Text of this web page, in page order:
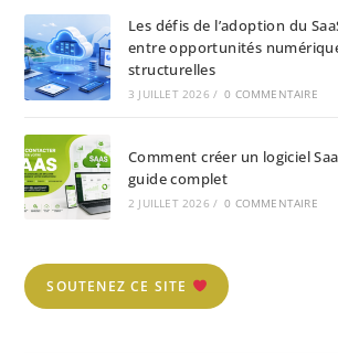
Les défis de l’adoption du
entre opportunités
structurelles
3 JUILLET 2026 / 0 COMMENTAIRE
Comment créer un logiciel
guide complet
2 JUILLET 2026 / 0 COMMENTAIRE
SOUTENEZ CE SITE